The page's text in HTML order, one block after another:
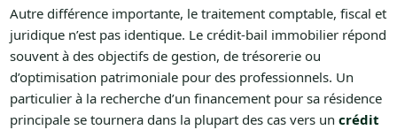
Autre différence importante, le traitement comptable, fiscal et
juridique n’est pas identique. Le crédit-bail immobilier répond
souvent à des objectifs de gestion, de trésorerie ou
d’optimisation patrimoniale pour des professionnels. Un
particulier à la recherche d’un financement pour sa résidence
principale se tournera dans la plupart des cas vers un crédit